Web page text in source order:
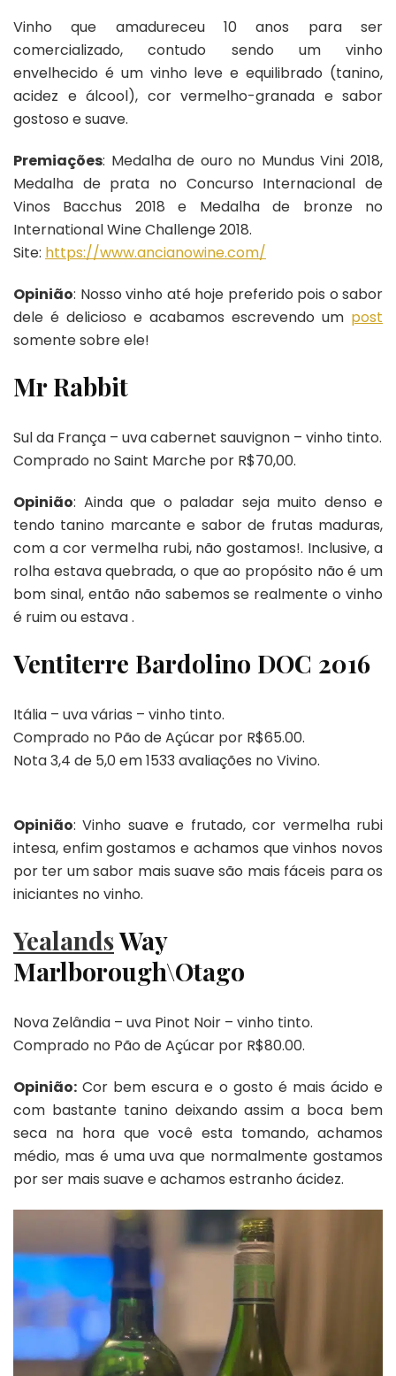
Vinho que amadureceu 10 anos para ser
comercializado, contudo sendo um vinho
envelhecido é um vinho leve e equilibrado (tanino,
acidez e álcool), cor vermelho-granada e sabor
gostoso e suave.
Premiações: Medalha de ouro no Mundus Vini 2018,
Medalha de prata no Concurso Internacional de
Vinos Bacchus 2018 e Medalha de bronze no
International Wine Challenge 2018.
Site: https://www.ancianowine.com/
Opinião: Nosso vinho até hoje preferido pois o sabor
dele é delicioso e acabamos escrevendo um post
somente sobre ele!
Mr Rabbit
Sul da França – uva cabernet sauvignon – vinho tinto.
Comprado no Saint Marche por R$70,00.
Opinião: Ainda que o paladar seja muito denso e
tendo tanino marcante e sabor de frutas maduras,
com a cor vermelha rubi, não gostamos!. Inclusive, a
rolha estava quebrada, o que ao propósito não é um
bom sinal, então não sabemos se realmente o vinho
é ruim ou estava .
Ventiterre Bardolino DOC 2016
Itália – uva várias – vinho tinto.
Comprado no Pão de Açúcar por R$65.00.
Nota 3,4 de 5,0 em 1533 avaliações no Vivino.
Opinião: Vinho suave e frutado, cor vermelha rubi
intesa, enfim gostamos e achamos que vinhos novos
por ter um sabor mais suave são mais fáceis para os
iniciantes no vinho.
YealandsWay
Marlborough\Otago
Nova Zelândia – uva Pinot Noir – vinho tinto.
Comprado no Pão de Açúcar por R$80.00.
Opinião: Cor bem escura e o gosto é mais ácido e
com bastante tanino deixando assim a boca bem
seca na hora que você esta tomando, achamos
médio, mas é uma uva que normalmente gostamos
por ser mais suave e achamos estranho ácidez.